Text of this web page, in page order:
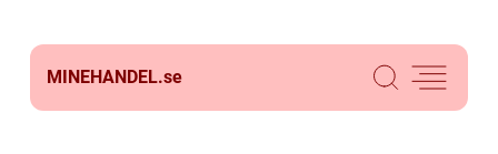
MINEHANDEL.se